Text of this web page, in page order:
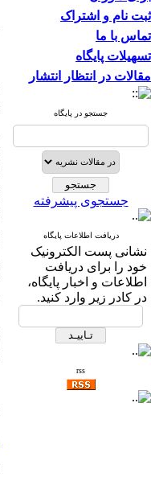
ثبت نام و اشتراک
تماس با ما
تسهیلات پایگاه
مقالات در انتظار انتشار
جستجو در پایگاه
جستجوی پیشرفته
دریافت اطلاعات پایگاه
نشانی پست الکترونیک
خود را برای دریافت
اطلاعات و اخبار پایگاه،
در کادر زیر وارد کنید.
rss